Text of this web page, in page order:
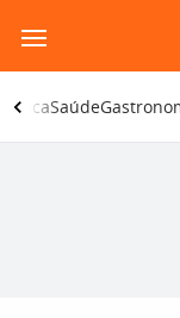
para
o
conteúdo
Saúde